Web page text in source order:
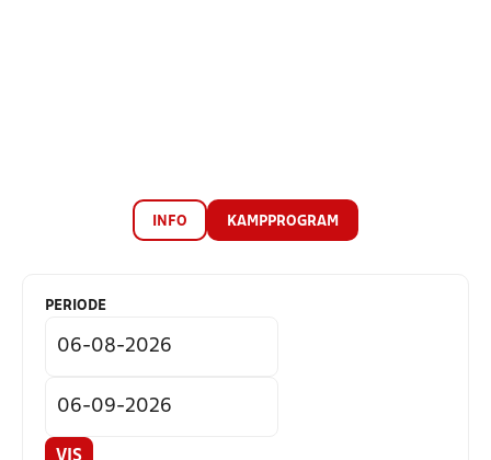
INFO KAMPPROGRAM
PERIODE
VIS